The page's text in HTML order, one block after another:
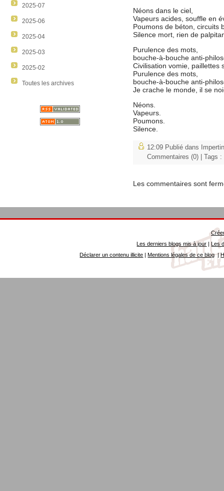
2025-07
2025-06
2025-04
2025-03
2025-02
Toutes les archives
Néons dans le ciel,
Vapeurs acides, souffle en
Poumons de béton, circuits
Silence mort, rien de
Purulence des mots,
bouche-à-bouche anti-
Civilisation vomie, paillettes
Purulence des mots,
bouche-à-bouche anti-
Je crache le monde, il se
Néons.
Vapeurs.
Poumons.
Silence.
12:09 Publié dans
Commentaires (0) | Tags :
Les commentaires sont
Les derniers blogs mis à jour |Les
Déclarer un contenu illicite |Mentions légales de ce blog|